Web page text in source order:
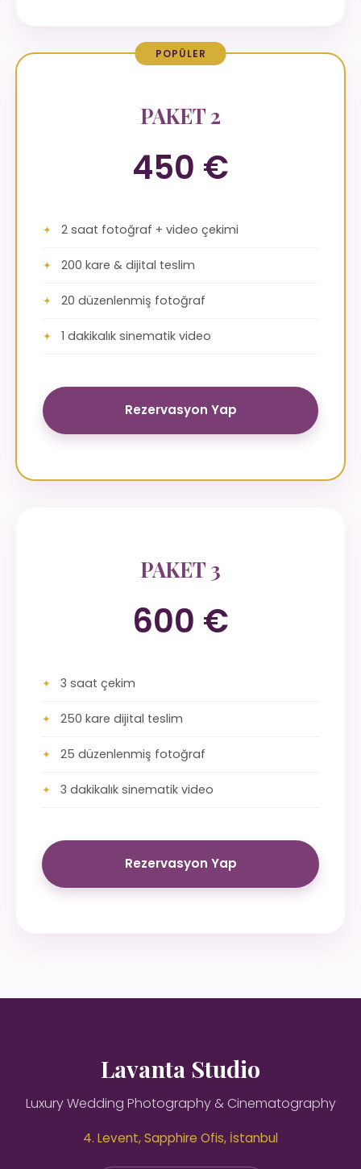
PAKET 2
450 €
2 saat fotoğraf + video çekimi
200 kare & dijital teslim
20 düzenlenmiş fotoğraf
1 dakikalık sinematik video
Rezervasyon Yap
PAKET 3
600 €
3 saat çekim
250 kare dijital teslim
25 düzenlenmiş fotoğraf
3 dakikalık sinematik video
Rezervasyon Yap
Lavanta Studio
Luxury Wedding Photography & Cinematography
4. Levent, Sapphire Ofis, İstanbul